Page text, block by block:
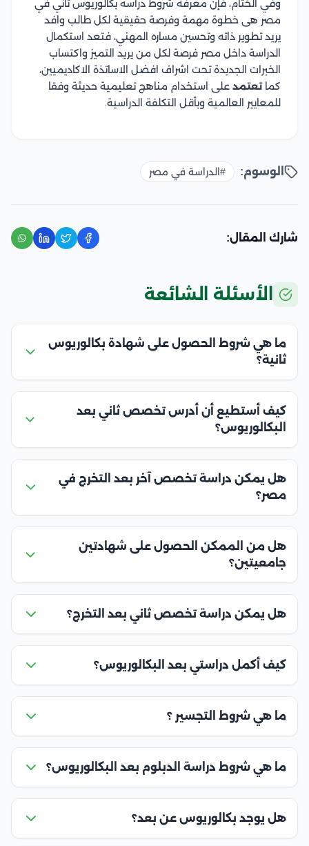
وفي الختام، فإن معرفة شروط دراسة بكالوريوس ثاني في
مصر هى خطوة مهمة وفرصة حقيقية لكل طالب وافد
يريد تطوير ذاته وتحسين مساره المهني، فتعد استكمال
الدراسة داخل مصر فرصة لكل من يريد التميز واكتساب
الخبرات الجديدة تحت اشراف افضل الاساتذة الاكاديميين،
كما تعتمد على استخدام مناهج تعليمية حديثة وفقا
للمعايير العالمية وبأقل التكلفة الدراسية.
الوسوم: #الدراسة في مصر
شارك المقال:
الأسئلة الشائعة
ما هي شروط الحصول على شهادة بكالوريوس
ثانية؟
كيف أستطيع أن أدرس تخصص ثاني بعد
البكالوريوس؟
هل يمكن دراسة تخصص آخر بعد التخرج في
مصر؟
هل من الممكن الحصول على شهادتين
جامعيتين؟
هل يمكن دراسة تخصص ثاني بعد التخرج؟
كيف أكمل دراستي بعد البكالوريوس؟
ما هي شروط التجسير ؟
ما هي شروط دراسة الدبلوم بعد البكالوريوس؟
هل يوجد بكالوريوس عن بعد؟